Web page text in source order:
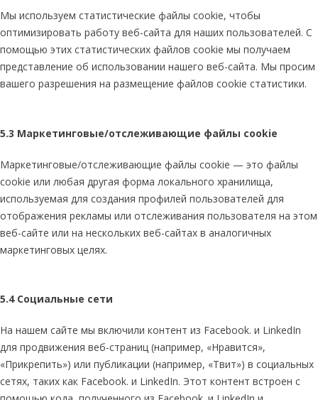
Мы используем статистические файлы cookie, чтобы
оптимизировать работу веб-сайта для наших пользователей. С
помощью этих статистических файлов cookie мы получаем
представление об использовании нашего веб-сайта. Мы просим
вашего разрешения на размещение файлов cookie статистики.
5.3 Маркетинговые/отслеживающие файлы cookie
Маркетинговые/отслеживающие файлы cookie — это файлы
cookie или любая другая форма локального хранилища,
используемая для создания профилей пользователей для
отображения рекламы или отслеживания пользователя на этом
веб-сайте или на нескольких веб-сайтах в аналогичных
маркетинговых целях.
5.4 Социальные сети
На нашем сайте мы включили контент из Facebook. и LinkedIn
для продвижения веб-страниц (например, «Нравится»,
«Прикрепить») или публикации (например, «Твит») в социальных
сетях, таких как Facebook. и LinkedIn. Этот контент встроен с